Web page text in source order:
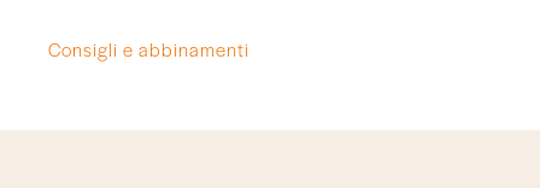
Consigli e abbinamenti